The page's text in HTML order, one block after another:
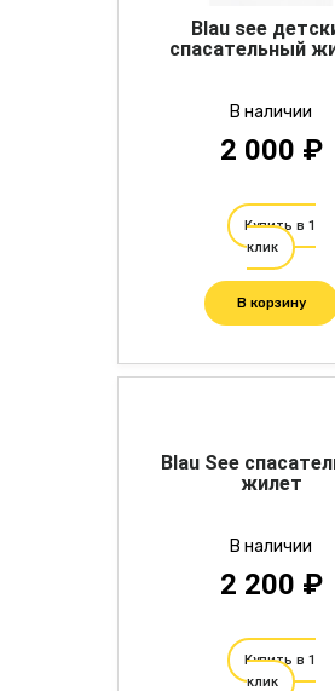
Blau see
спасательный
В наличии
2 000 ₽
Купить в 1
клик
В корзину
Blau See
жилет
В наличии
2 200 ₽
Купить в 1
клик